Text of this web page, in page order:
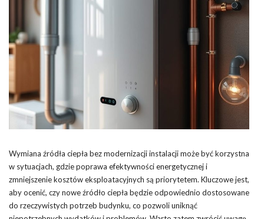
Wymiana źródła ciepła bez modernizacji instalacji może być korzystna
w sytuacjach, gdzie poprawa efektywności energetycznej i
zmniejszenie kosztów eksploatacyjnych są priorytetem. Kluczowe jest,
aby ocenić, czy nowe źródło ciepła będzie odpowiednio dostosowane
do rzeczywistych potrzeb budynku, co pozwoli uniknąć